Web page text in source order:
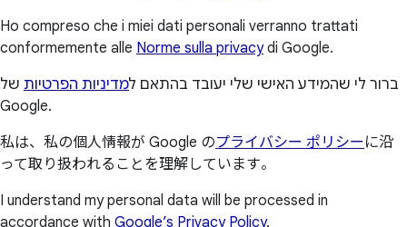
Ho compreso che i miei dati personali verranno trattati
conformemente alle Norme sulla privacydi Google.
ברור לי שהמידע האישי שלי יעובד בהתאם למדיניות הפרטיות של
Google.
私は、私の個人情報が Google のプライバシー ポリシー に沿
って取り扱われることを理解しています。
I understand my personal data will be processed in
accordance with Google’s Privacy Policy.